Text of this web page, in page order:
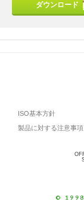
ダウンロード
ISO基本方針
製品に対する注意事項
©